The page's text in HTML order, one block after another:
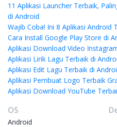
11 Aplikasi Launcher Terbaik,
di Android
Wajib Coba! Ini 8 Aplikasi Android
Cara Install Google Play Store di
Aplikasi Download Video
Aplikasi Lirik Lagu Terbaik di
Aplikasi Edit Lagu Terbaik di
Aplikasi Pembuat Logo Terbaik
Aplikasi Download YouTube
OS
Android